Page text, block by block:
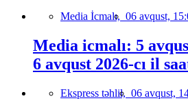
Media İcmalı, 06 avqust,
Media icmalı: 5
6 avqust 2026-cı il
Ekspress təhlil, 06 avqust,